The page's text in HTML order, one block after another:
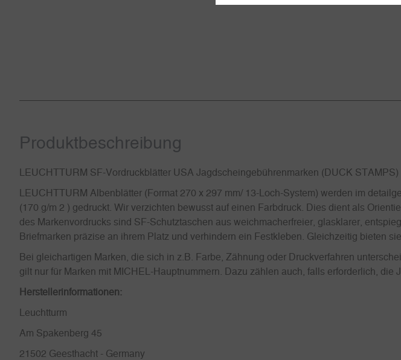
Produkt­beschreibung
LEUCHTTURM SF-Vordruckblätter USA Jagdscheingebührenmarken (DUCK STAMPS)
LEUCHTTURM Albenblätter (Format 270 x 297 mm/ 13-Loch-System) werden im
(170 g/m 2 ) gedruckt. Wir verzichten bewusst auf einen Farbdruck. Dies dient als
des Markenvordrucks sind SF-Schutztaschen aus weichmacherfreier, glasklarer,
Briefmarken präzise an ihrem Platz und verhindern ein Festkleben. Gleichzeitig bieten
Bei gleichartigen Marken, die sich in z.B. Farbe, Zähnung oder Druckverfahren
gilt nur für Marken mit MICHEL-Hauptnummern. Dazu zählen auch, falls erforderlich,
Herstellerinformationen:
Leuchtturm
Am Spakenberg 45
21502 Geesthacht - Germany